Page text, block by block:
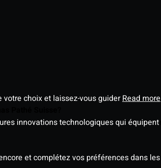
choix et laissez-vous guiderRead more
innovations technologiques qui
et complétez vos préférences dans